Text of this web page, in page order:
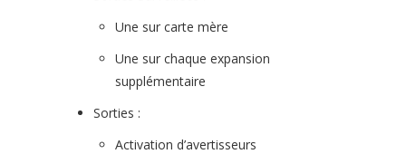
Une sur carte mère
Une sur chaque expansion
supplémentaire
Sorties :
Activation d’avertisseurs